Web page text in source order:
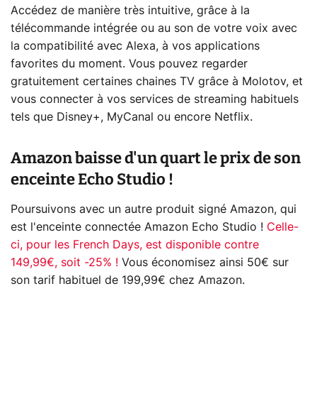
Accédez de manière très intuitive, grâce à la
télécommande intégrée ou au son de votre voix avec
la compatibilité avec Alexa, à vos applications
favorites du moment. Vous pouvez regarder
gratuitement certaines chaines TV grâce à Molotov, et
vous connecter à vos services de streaming habituels
tels que Disney+, MyCanal ou encore Netflix.
Amazon baisse d'un quart le prix de son
enceinte Echo Studio !
Poursuivons avec un autre produit signé Amazon, qui
est l'enceinte connectée Amazon Echo Studio ! Celle-
ci, pour les French Days, est disponible contre
149,99€, soit -25% ! Vous économisez ainsi 50€ sur
son tarif habituel de 199,99€ chez Amazon.